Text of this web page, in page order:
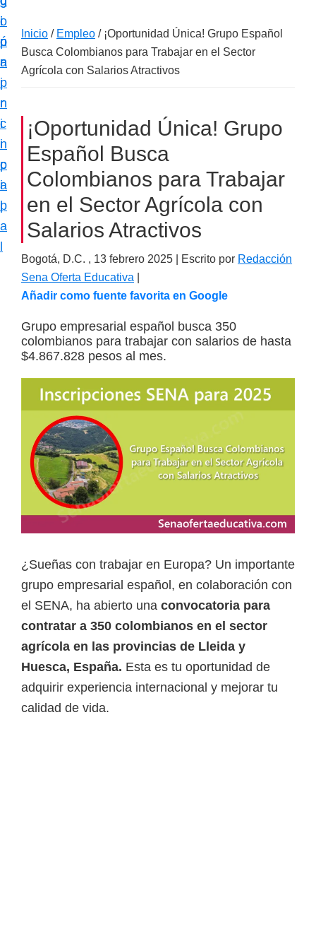
i
ó
n
p
r
i
n
c
i
p
a
o
p
r
i
n
c
i
p
a
l
i
n
a
a
c
i
a
l
i
a
d
a
u
s
o
s
v
i
r
t
u
Inicio / Empleo /¡Oportunidad Única! Grupo Español
Busca Colombianos para Trabajar en el Sector
Agrícola con Salarios Atractivos
¡Oportunidad Única! Grupo
Español Busca
Colombianos para Trabajar
en el Sector Agrícola con
Salarios Atractivos
Bogotá, D.C. , 13 febrero 2025 | Escrito por Redacción
Sena Oferta Educativa
Añadir como fuente favorita en Google
Grupo empresarial español busca 350
colombianos para trabajar con salarios de hasta
$4.867.828 pesos al mes.
¿Sueñas con trabajar en Europa? Un importante
grupo empresarial español, en colaboración con
el SENA, ha abierto una convocatoria para
contratar a 350 colombianos en el sector
agrícola en las provincias de Lleida y
Huesca, España. Esta es tu oportunidad de
adquirir experiencia internacional y mejorar tu
calidad de vida.